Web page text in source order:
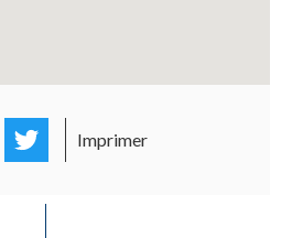
FacebookTwitter
Imprimer